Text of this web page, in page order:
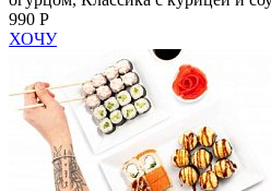
990 Р
ХОЧУ